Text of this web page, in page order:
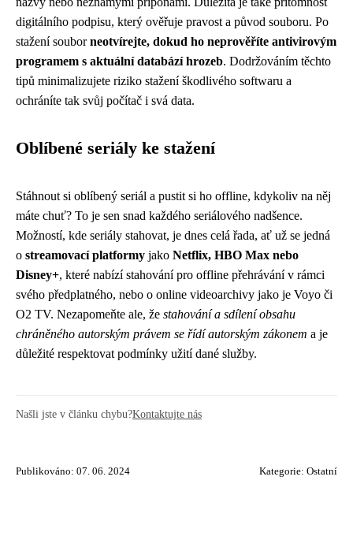
digitálního podpisu, který ověřuje pravost a původ souboru. Po
stažení souborneotvírejte, dokud ho neprověříte antivirovým
programem s aktuální databází hrozeb. Dodržováním těchto
tipů minimalizujete riziko stažení škodlivého softwaru a
ochráníte tak svůj počítač i svá data.
Oblíbené seriály ke stažení
Stáhnout si oblíbený seriál a pustit si ho offline, kdykoliv na něj
máte chuť? To je sen snad každého seriálového nadšence.
Možností, kde seriály stahovat, je dnes celá řada, ať už se jedná
o streamovací platformy jako Netflix, HBO Max nebo
Disney+, které nabízí stahování pro offline přehrávání v rámci
svého předplatného, nebo o online videoarchivy jako je Voyo či
O2 TV. Nezapomeňte ale, že stahování a sdílení obsahu
chráněného autorským právem se řídí autorským zákonem a je
důležité respektovat podmínky užití dané služby.
Našli jste v článku chybu?Kontaktujte nás
Publikováno: 07. 06. 2024 Kategorie: Ostatní